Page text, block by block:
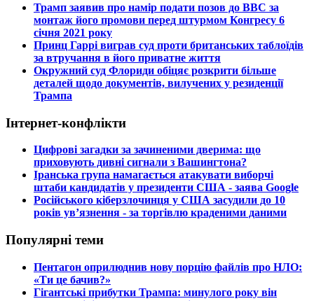
​Трамп заявив про намір подати позов до ВВС за
монтаж його промови перед штурмом Конгресу 6
січня 2021 року
​Принц Гаррі виграв суд проти британських таблоїдів
за втручання в його приватне життя
​Окружний суд Флориди обіцяє розкрити більше
деталей щодо документів, вилучених у резиденції
Трампа
Інтернет-конфлікти
​Цифрові загадки за зачиненими дверима: що
приховують дивні сигнали з Вашингтона?
​Іранська група намагається атакувати виборчі
штаби кандидатів у президенти США - заява Google
​Російського кіберзлочинця у США засудили до 10
років ув’язнення - за торгівлю краденими даними
Популярні теми
​Пентагон оприлюднив нову порцію файлів про НЛО:
«Ти це бачив?»
​Гігантські прибутки Трампа: минулого року він